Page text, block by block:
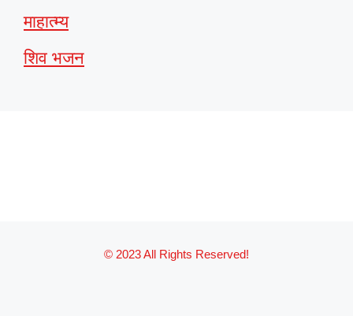
माहात्म्य
शिव भजन
© 2023 All Rights Reserved!